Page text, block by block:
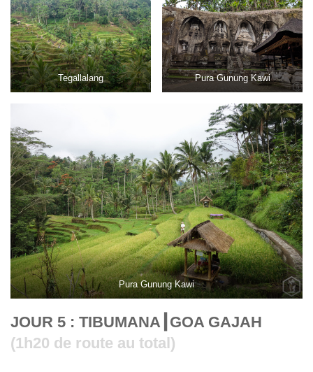
Tegallalang Pura Gunung Kawi
Pura Gunung Kawi
JOUR 5 : TIBUMANA┃ GOA GAJAH
(1h20 de route au total)